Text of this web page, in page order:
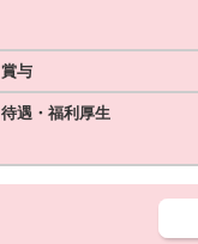
賞与
待遇・福利厚生